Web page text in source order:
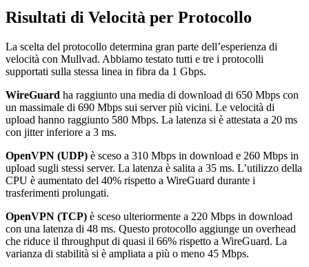
Risultati di Velocità per Protocollo
La scelta del protocollo determina gran parte dell’esperienza di
velocità con Mullvad. Abbiamo testato tutti e tre i protocolli
supportati sulla stessa linea in fibra da 1 Gbps.
WireGuard ha raggiunto una media di download di 650 Mbps con
un massimale di 690 Mbps sui server più vicini. Le velocità di
upload hanno raggiunto 580 Mbps. La latenza si è attestata a 20 ms
con jitter inferiore a 3 ms.
OpenVPN (UDP) è sceso a 310 Mbps in download e 260 Mbps in
upload sugli stessi server. La latenza è salita a 35 ms. L’utilizzo della
CPU è aumentato del 40% rispetto a WireGuard durante i
trasferimenti prolungati.
OpenVPN (TCP) è sceso ulteriormente a 220 Mbps in download
con una latenza di 48 ms. Questo protocollo aggiunge un overhead
che riduce il throughput di quasi il 66% rispetto a WireGuard. La
varianza di stabilità si è ampliata a più o meno 45 Mbps.